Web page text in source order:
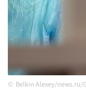
Belkin Alexey/news.ru/